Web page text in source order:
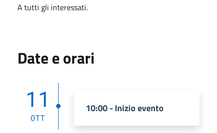
A tutti gli interessati.
Date e orari
11
OTT
10:00 - Inizio evento